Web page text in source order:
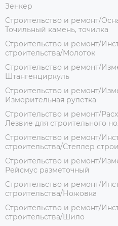
Зенкер
Строительство и ремонт/
Точильный камень, точилка
Строительство и ремонт/
строительства/Молоток
Строительство и ремонт/
Штангенциркуль
Строительство и ремонт/
Измерительная рулетка
Строительство и ремонт/
Лезвие для строительного
Строительство и ремонт/
строительства/Степлер
Строительство и ремонт/
Рейсмус разметочный
Строительство и ремонт/
строительства/Ножовка
Строительство и ремонт/
строительства/Шило